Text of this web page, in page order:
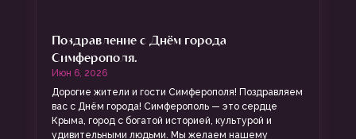
Поздравление с Днём города
Симферополя.
Июн 6, 2026
Дорогие жители и гости Симферополя! Поздравляем
вас с Днём города! Симферополь — это сердце
Крыма, город с богатой историей, культурой и
удивительными людьми. Мы желаем нашему